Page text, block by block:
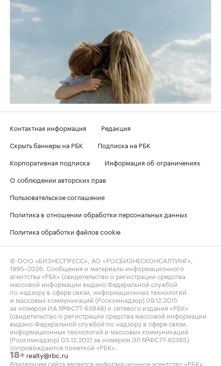
Контактная информация
Редакция
Скрыть баннеры на РБК
Подписка на РБК
Корпоративная подписка
Информация об ограничениях
О соблюдении авторских прав
Пользовательское соглашение
Политика в отношении обработки персональных данных
Политика обработки файлов cookie
© ООО «БИЗНЕСПРЕСС», АО «РОСБИЗНЕСКОНСАЛТИНГ»,
1995–2026 . Сообщения и материалы информационного
агентства «РБК» (свидетельство о регистрации средства
массовой информации выдано Федеральной службой
по надзору в сфере связи, информационных технологий
и массовых коммуникаций (Роскомнадзор) 09.12.2015
за номером ИА №ФС77-63848) и сетевого издания «РБК»
(свидетельство о регистрации средства массовой информации
выдано Федеральной службой по надзору в сфере связи,
информационных технологий и массовых коммуникаций
(Роскомнадзор) 03.12.2021 за номером ЭЛ №ФС77-82385)
сопровождаются пометкой «РБК».
18+ realty@rbc.ru
Владельцем сайта является информационное агентство «РБК».